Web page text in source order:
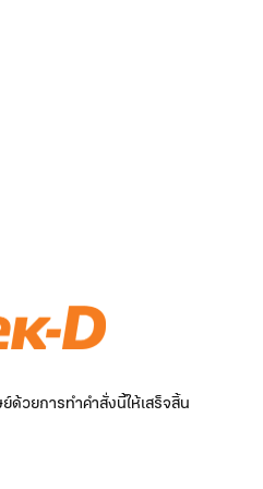
วยการทำคำสั่งนี้ให้เสร็จสิ้น